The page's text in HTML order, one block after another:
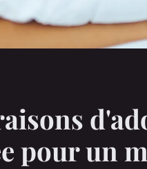
pour un